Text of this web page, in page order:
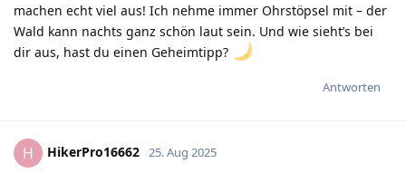
machen echt viel aus! Ich nehme immer Ohrstöpsel mit – der
Wald kann nachts ganz schön laut sein. Und wie sieht’s bei
dir aus, hast du einen Geheimtipp?
Antworten
H HikerPro16662 25. Aug 2025